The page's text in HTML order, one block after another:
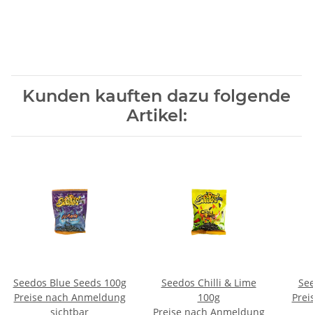
Kunden kauften dazu folgende
Artikel:
Seedos Blue Seeds 100g
Preise nach Anmeldung
sichtbar
Seedos Chilli & Lime
100g
Preise nach Anmeldung